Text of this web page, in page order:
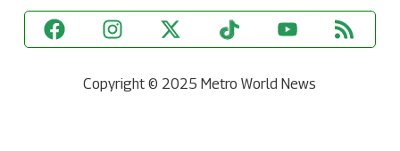
Copyright © 2025 Metro World News